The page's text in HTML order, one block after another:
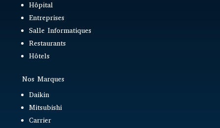
Hôpital
Entreprises
Salle Informatiques
Restaurants
Hôtels
Nos Marques
Daikin
Mitsubishi
Carrier